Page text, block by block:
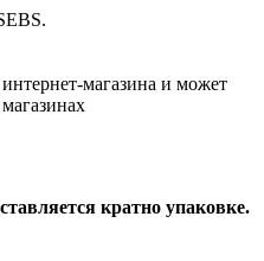
магазина и может
кратно упаковке.